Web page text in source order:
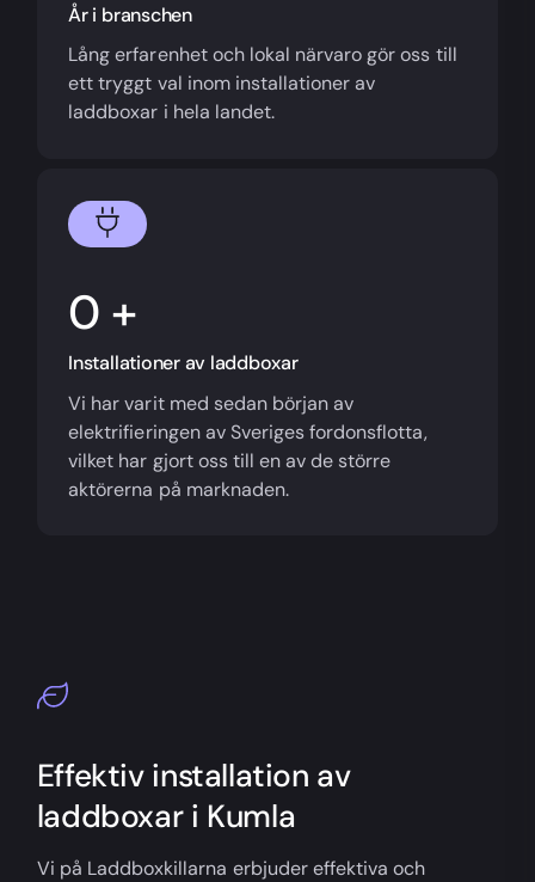
År i branschen
Lång erfarenhet och lokal närvaro gör oss till
ett tryggt val inom installationer av
laddboxar i hela landet.
+
Installationer av laddboxar
Vi har varit med sedan början av
elektrifieringen av Sveriges fordonsflotta,
vilket har gjort oss till en av de större
aktörerna på marknaden.
Effektiv installation av
laddboxar i Kumla
Vi på Laddboxkillarna erbjuder effektiva och